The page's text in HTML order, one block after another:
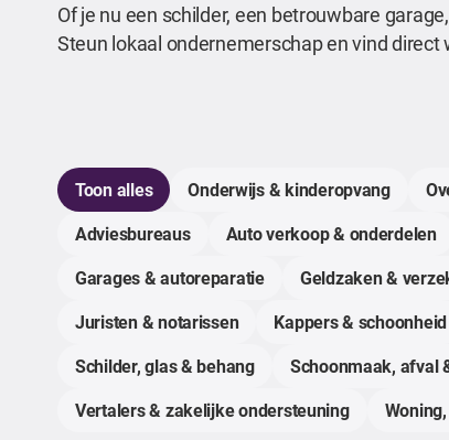
Of je nu een schilder, een betrouwbare
Steun lokaal ondernemerschap en vind direct
Toon alles Onderwijs & kinderopvang
Adviesbureaus
Auto verkoop & onderdelen
Garages & autoreparatie
Geldzaken &
Juristen & notarissen
Kappers & schoonheid
Schilder, glas & behang
Schoonmaak, afval
Vertalers & zakelijke ondersteuning